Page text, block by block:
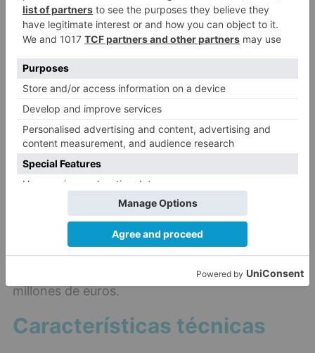
contribuyendo a mejorar la comunicación de la
zona oriental de Castilla y León con Cantabria y
Sobre la unión de Quintanaortuño con Montorio,
la Ministra ha comunicado que próximamente la
van a sacar a información pública.
El presupuesto de las obras del tramo Pedrosa
de Valdelucio - Báscones de Valdivia asciende a
50,2 millones de euros, importe que sumado al
coste estimado de las expropiaciones y de las
asistencias técnicas vinculadas a las obras,
arroja una inversión total estimada de 55,5
millones de euros.
Características técnicas